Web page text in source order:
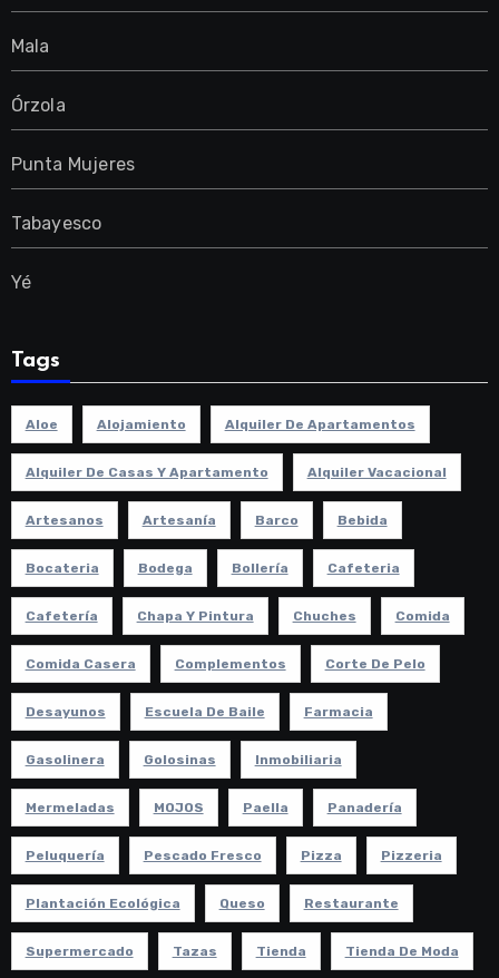
Mala
Órzola
Punta Mujeres
Tabayesco
Yé
Tags
Aloe Alojamiento Alquiler De Apartamentos
Alquiler De Casas Y Apartamento Alquiler Vacacional
Artesanos Artesanía Barco Bebida
Bocateria Bodega Bollería Cafeteria
Cafetería Chapa Y Pintura Chuches Comida
Comida Casera Complementos Corte De Pelo
Desayunos Escuela De Baile Farmacia
Gasolinera Golosinas Inmobiliaria
Mermeladas MOJOS Paella Panadería
Peluquería Pescado Fresco Pizza Pizzeria
Plantación Ecológica Queso Restaurante
Supermercado Tazas Tienda Tienda De Moda